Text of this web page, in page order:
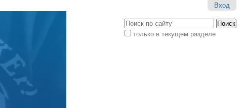
Вход
Поиск
только в текущем разделе